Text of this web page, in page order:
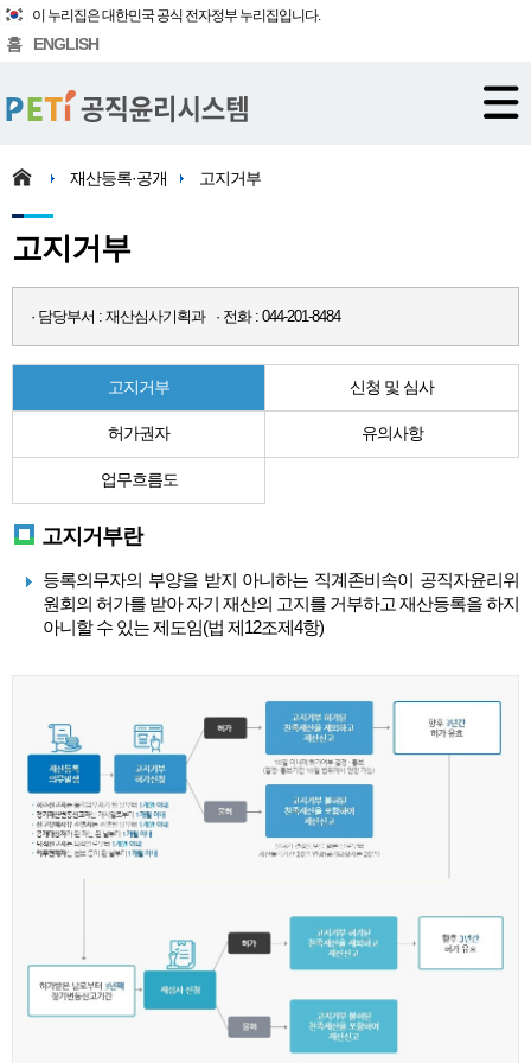
이 누리집은 대한민국 공식 전자정부 누리집입니다.
홈 ENGLISH
재산등록·공개 고지거부
고지거부
· 담당부서 : 재산심사기획과 · 전화 : 044-201-8484
고지거부 신청 및 심사
허가권자 유의사항
업무흐름도
고지거부란
등록의무자의 부양을 받지 아니하는 직계존비속이 공직자윤리위
원회의 허가를 받아 자기 재산의 고지를 거부하고 재산등록을 하지
아니할 수 있는 제도임(법 제12조제4항)